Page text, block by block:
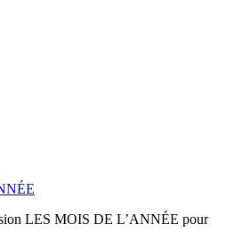
LES MOIS DE L’ANNÉE pour